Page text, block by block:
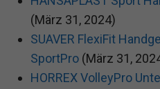
(März 31, 2024)
SUAVER FlexiFit
SportPro (März 31,
HORREX VolleyPro